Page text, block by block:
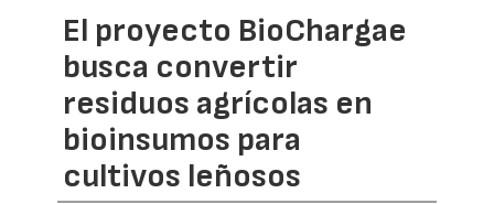
El proyecto BioChargae
busca convertir
residuos agrícolas en
bioinsumos para
cultivos leñosos